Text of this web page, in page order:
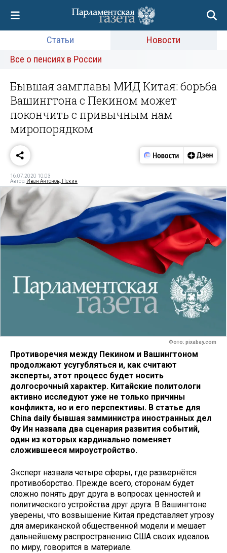
Статьи
Новости
Все о пенсиях в России
Бывшая замглавы МИД Китая: борьба
Вашингтона с Пекином может
покончить с привычным нам
миропорядком
16.07.2020 10:03
Автор: Иван Антонов, Пекин
Фото: pixabay.com
Противоречия между Пекином и Вашингтоном
продолжают усугубляться и, как считают
эксперты, этот процесс будет носить
долгосрочный характер. Китайские политологи
активно исследуют уже не только причины
конфликта, но и его перспективы. В статье для
China daily бывшая замминистра иностранных дел
Фу Ин назвала два сценария развития событий,
один из которых кардинально поменяет
сложившееся мироустройство.
Эксперт назвала четыре сферы, где развернётся
противоборство. Прежде всего, сторонам будет
сложно понять друг друга в вопросах ценностей и
политического устройства друг друга. В Вашингтоне
уверены, что возвышение Китая представляет угрозу
для американской общественной модели и мешает
дальнейшему распространению США своих идеалов
по миру, говорится в материале.